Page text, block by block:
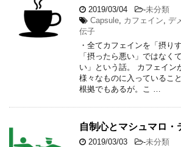
2019/03/04 -未分類
Capsule
カフェイン デ
伝子
・全てカフェインを「摂り
「摂ったら悪い」ではなく
い」という話。 カフェイン
様々なものに入っているこ
根拠でもあるが。こ …
自制心とマシュマロ・
2019/03/03 -未分類